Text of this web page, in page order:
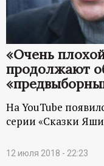
«Очень
продолжают
На YouTube
серии «Сказки
12 июля 2018 - 22:23